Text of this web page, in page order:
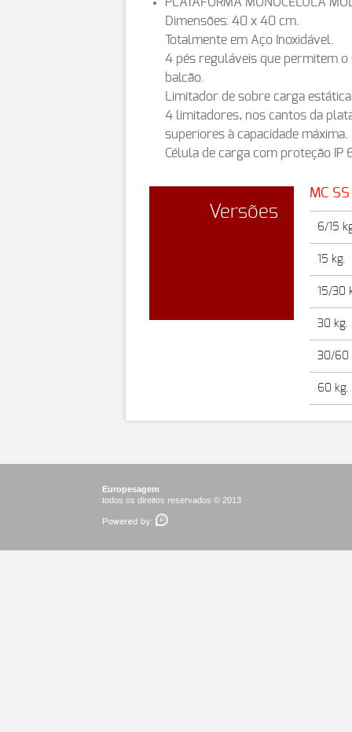
Dimensões: 40 x 40 cm.
Totalmente em Aço Inoxidável.
4 pés reguláveis que permitem
balcão.
Limitador de sobre carga
4 limitadores, nos cantos da
superiores à capacidade máxima.
Célula de carga com proteção IP
Versões
MC SS
6/15
15 kg.
15/30
30 kg.
30/60
60 kg.
Europesagem
todos os direitos reservados © 2013